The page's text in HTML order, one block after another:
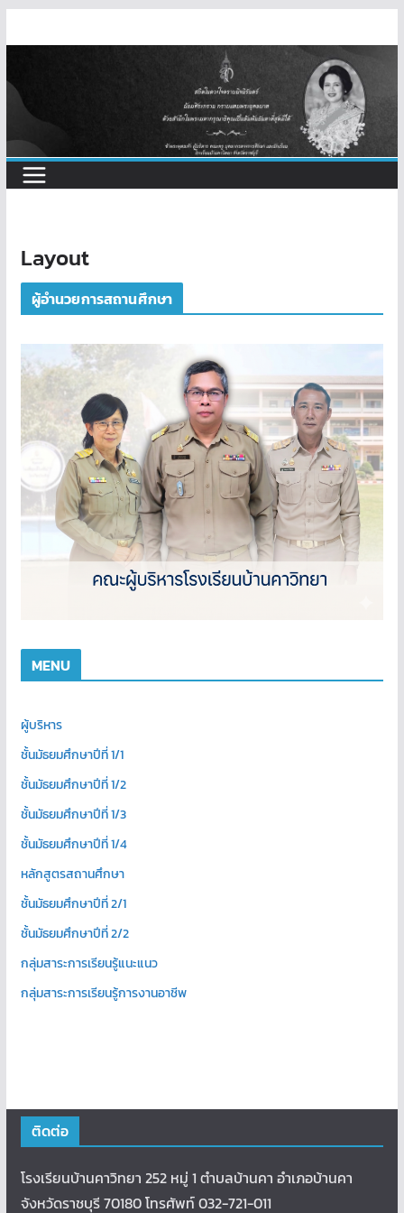
to
Layout
ผู้อำนวยการสถานศึกษา
MENU
ผู้บริหาร
ชั้นมัธยมศึกษาปีที่ 1/1
ชั้นมัธยมศึกษาปีที่ 1/2
ชั้นมัธยมศึกษาปีที่ 1/3
ชั้นมัธยมศึกษาปีที่ 1/4
หลักสูตรสถานศึกษา
ชั้นมัธยมศึกษาปีที่ 2/1
ชั้นมัธยมศึกษาปีที่ 2/2
กลุ่มสาระการเรียนรู้แนะแนว
กลุ่มสาระการเรียนรู้การงานอาชีพ
ติดต่อ
โรงเรียนบ้านคาวิทยา 252 หมู่ 1 ตำบลบ้านคา อำเภอบ้านคา
จังหวัดราชบุรี 70180 โทรศัพท์ 032-721-011